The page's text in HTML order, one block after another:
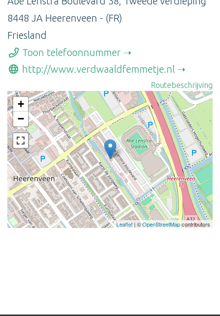
8448 JA Heerenveen - (FR)
Friesland
Toon telefoonnummer
http://www.verdwaaldfemmetje.nl
Routebeschrijving
+
−
Leaflet| ©OpenStreetMapcontributors